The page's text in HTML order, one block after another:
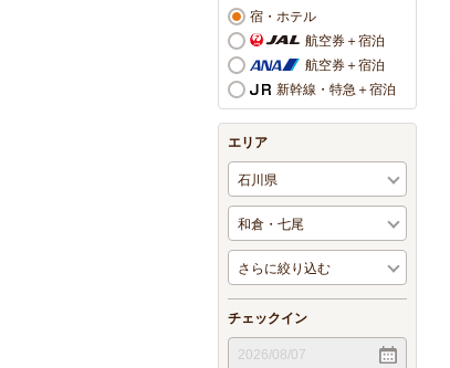
宿・ホテル
航空券＋宿泊
航空券＋宿泊
新幹線・特急＋宿泊
エリア
チェックイン